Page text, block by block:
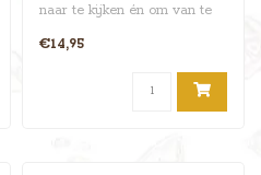
naar te kijken én om van te
€14,95